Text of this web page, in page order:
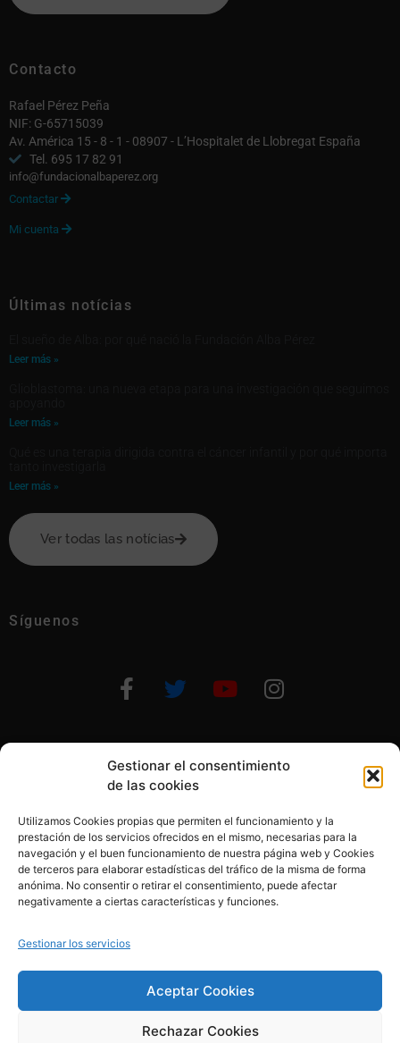
Gestionar el consentimiento
de las cookies
Utilizamos Cookies propias que permiten el funcionamiento y la
prestación de los servicios ofrecidos en el mismo, necesarias para la
navegación y el buen funcionamiento de nuestra página web y Cookies
de terceros para elaborar estadísticas del tráfico de la misma de forma
anónima. No consentir o retirar el consentimiento, puede afectar
negativamente a ciertas características y funciones.
Gestionar los servicios
Aceptar Cookies
Rechazar Cookies
Contacto
Rafael Pérez Peña
NIF: G-65715039
Av. América 15 - 8 - 1 - 08907 - L’Hospitalet de Llobregat España
Tel. 695 17 82 91
info@fundacionalbaperez.org
Contactar 
Mi cuenta 
Últimas notícias
Leer más »
Leer más »
Leer más »
Ver todas las notícias
Síguenos
Otras formas de ayudar
© 2020, Fundación Alba Pérez. All Rights Reserved
Política de privacidad